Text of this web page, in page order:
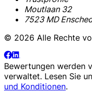
Moutlaan 32
7523 MD
© 2026 Alle Rechte
Bewertungen werden
verwaltet. Lesen Sie
und Konditionen.